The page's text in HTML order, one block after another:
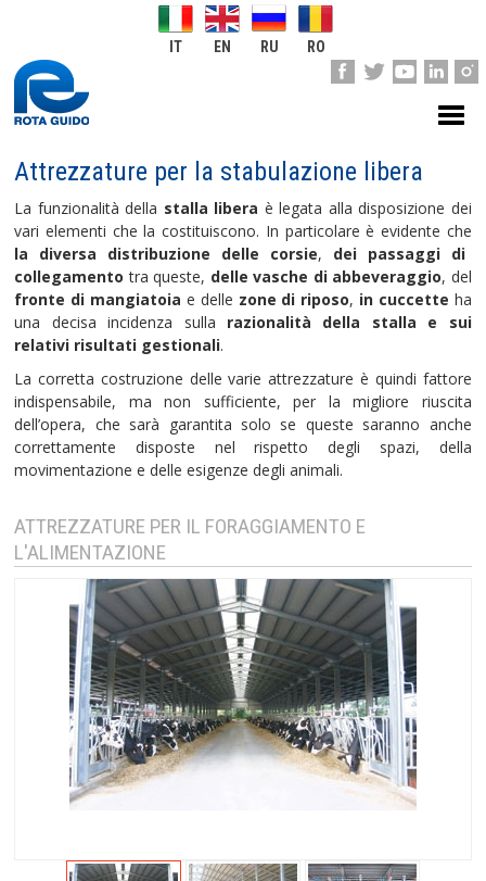
IT EN RU RO
Attrezzature per la stabulazione libera
La funzionalità della stalla libera è legata alla disposizione dei
vari elementi che la costituiscono. In particolare è evidente che
la diversa distribuzione delle corsie, dei passaggi di
collegamento tra queste, delle vasche di abbeveraggio, del
fronte di mangiatoia e delle zone di riposo, in cuccette ha
una decisa incidenza sulla razionalità della stalla e sui
relativi risultati gestionali.
La corretta costruzione delle varie attrezzature è quindi fattore
indispensabile, ma non sufficiente, per la migliore riuscita
dell’opera, che sarà garantita solo se queste saranno anche
correttamente disposte nel rispetto degli spazi, della
movimentazione e delle esigenze degli animali.
ATTREZZATURE PER IL FORAGGIAMENTO E
L'ALIMENTAZIONE